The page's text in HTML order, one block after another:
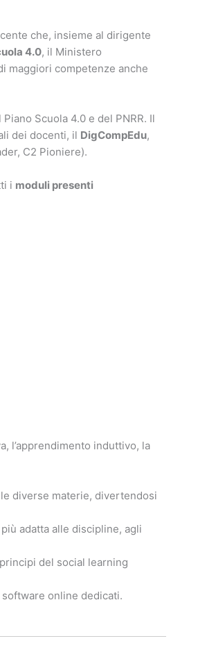
che, insieme al dirigente
4.0, il Ministero
maggiori competenze anche
Scuola 4.0 e del PNRR. Il
dei docenti, il DigCompEdu,
C2 Pioniere).
i moduli presenti
l’apprendimento induttivo, la
diverse materie, divertendosi
adatta alle discipline, agli
del social learning
online dedicati.